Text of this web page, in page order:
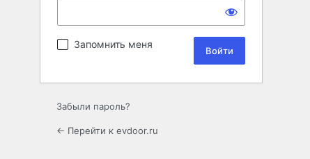
Запомнить меня
Забыли пароль?
← Перейти к evdoor.ru